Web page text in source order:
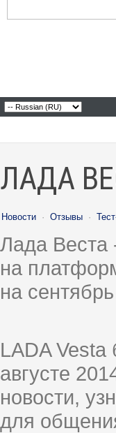
ЛАДА
Новости · Отзывы ·
Лада Веста
на
на
LADA
августе
новости,
для